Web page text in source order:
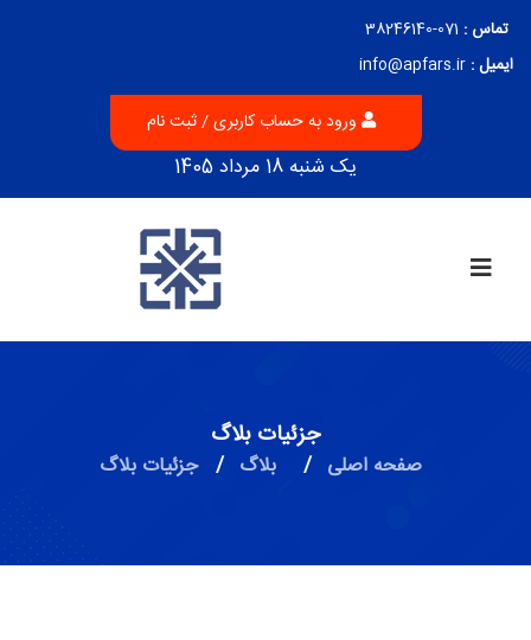
تماس : 071-38246140
ایمیل : info@apfars.ir
ورود به حساب کاربری / ثبت نام
یک شنبه 18 مرداد 1405
جزئیات بلاگ
صفحه اصلی / بلاگ / جزئیات بلاگ